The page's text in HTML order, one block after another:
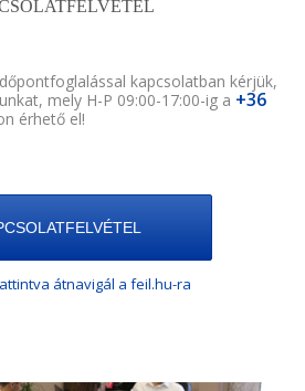
kapcsolatban kérjük,
mely H-P 09:00-17:00-ig a +36
érhető el!
átnavigál a feil.hu-ra